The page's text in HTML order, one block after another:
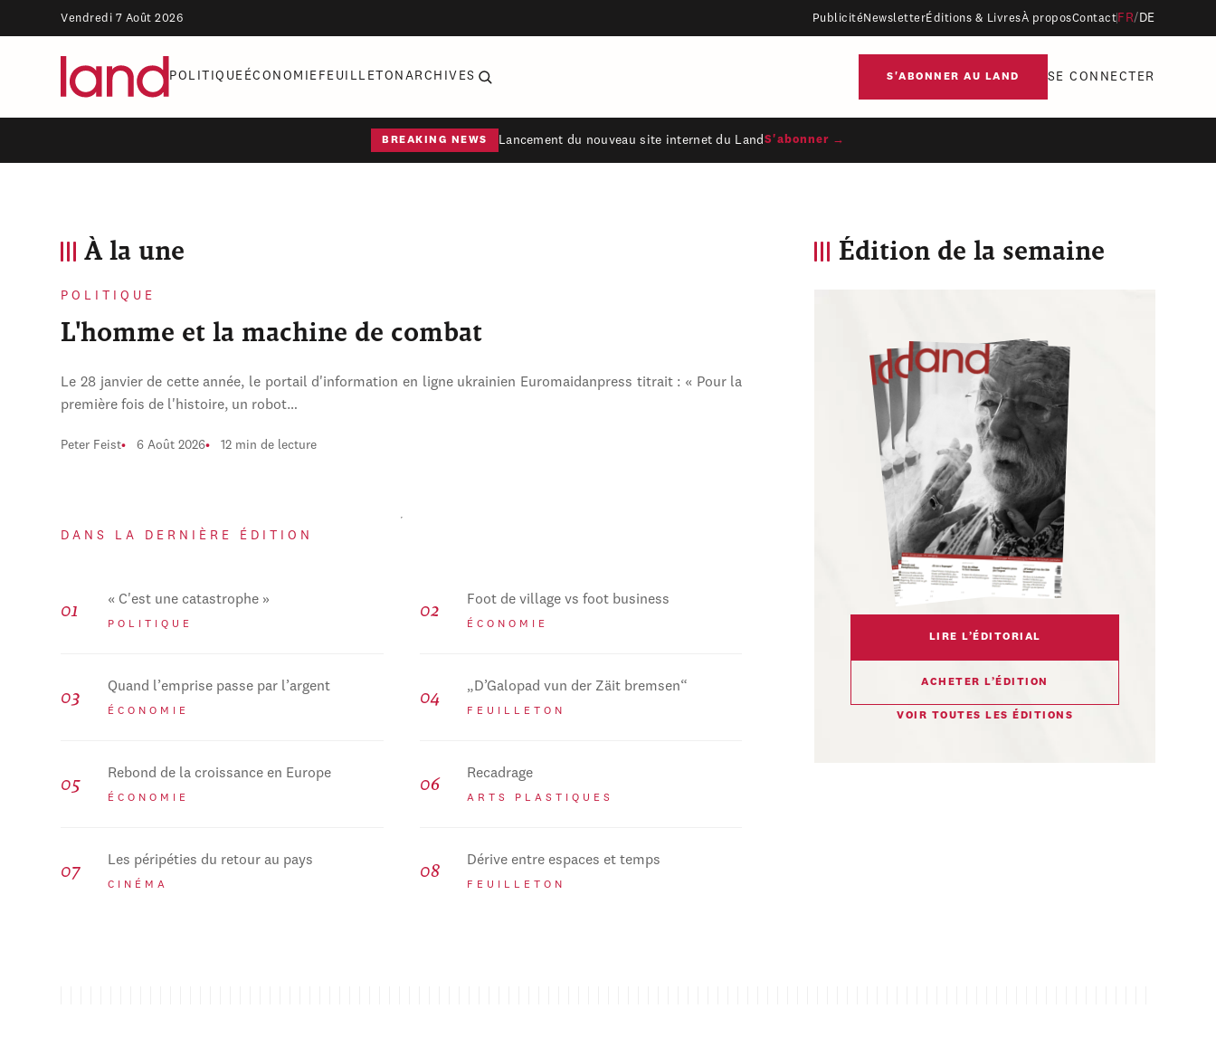
Vendredi 7 Août 2026 Publicité NewsletterÉditions & LivresÀ proposContact FR/ DE
POLITIQUE ÉCONOMIE FEUILLETON ARCHIVES S'ABONNER AU LAND SE CONNECTER
BREAKING NEWS Lancement du nouveau site internet du Land S'abonner →
À la une
POLITIQUE
L'homme et la machine de combat
Le 28 janvier de cette année, le portail d'information en ligne ukrainien Euromaidanpress titrait : « Pour la
première fois de l'histoire, un robot…
Peter Feist 6 Août 2026 12 min de lecture
DANS LA DERNIÈRE ÉDITION
« C'est une catastrophe »
POLITIQUE
Foot de village vs foot business
ÉCONOMIE
Quand l’emprise passe par l’argent
ÉCONOMIE
„D’Galopad vun der Zäit bremsen“
FEUILLETON
Rebond de la croissance en Europe
ÉCONOMIE
Recadrage
ARTS PLASTIQUES
Les péripéties du retour au pays
CINÉMA
Dérive entre espaces et temps
FEUILLETON
Édition de la semaine
LIRE L’ÉDITORIAL
ACHETER L’ÉDITION
VOIR TOUTES LES ÉDITIONS